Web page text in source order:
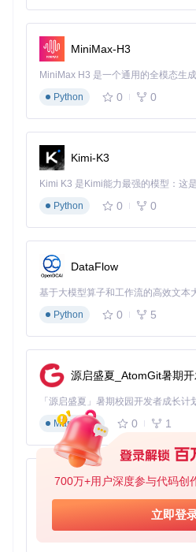
700万+用户深度参与代码创
立即登
常见问题
如何模拟特殊场地效果？
跨设备数据迁移工具
场景化操作指引：数据备份与恢复
更换设备或重装应用时，通过
数据保存到本地或云端。在新设
入即可恢复所有规划数据和队伍配
[!NOTE] 建议开启自动备份功能
防止意外丢失。
常见问题
没有账号如何迁移数据？
操作指南：快速上手
多平台安装方法
桌面平台（Windows/macOS/
_mirrors/ch/chaldea
进入项目目录，运行对应系统
移动平台（Android/iOS）
在对应应用商店搜索"Chaldea"
下载并安装应用
首次启动时完成基础数据加载
访问Chaldea网页版
MiniMax-H3
Python
0 0
Kimi-K3
Python
0 0
DataFlow
基于大模型算子和工作流的高效文本
Python
0 5
源启盛夏_AtomGit暑期
Markdown
0 1
py-xiaozhi
Python
0 1